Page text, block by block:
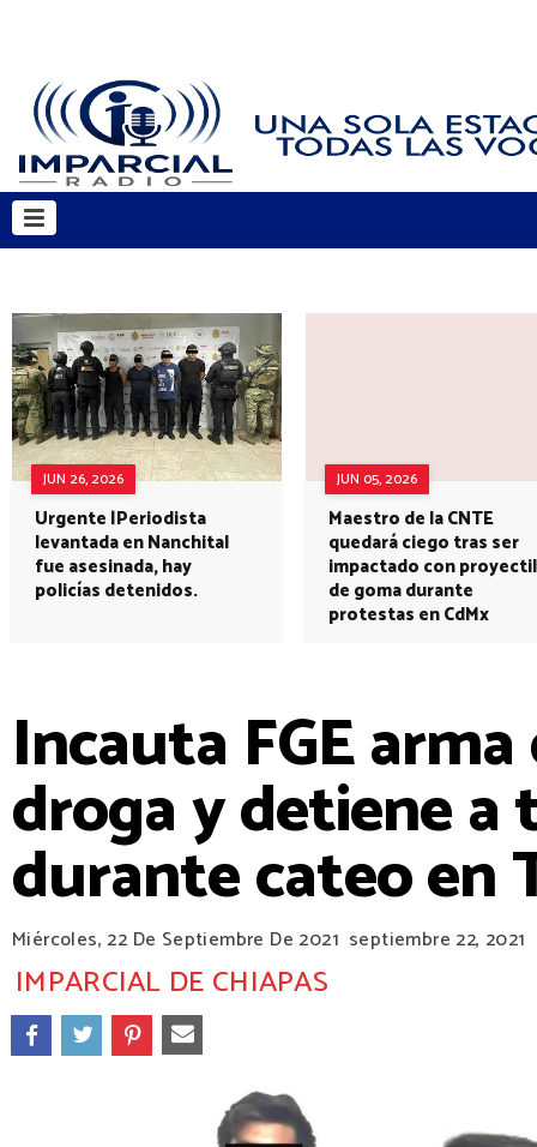
JUN 26, 2026
Urgente |Periodista
levantada en Nanchital
fue asesinada, hay
policías detenidos.
JUN 05, 2026
Maestro de la CNTE
quedará ciego tras ser
impactado con proyectil
de goma durante
protestas en CdMx
Incauta FGE
droga y detiene a
durante cateo en
Miércoles, 22 De Septiembre De 2021 septiembre 22, 2021
IMPARCIAL DE CHIAPAS